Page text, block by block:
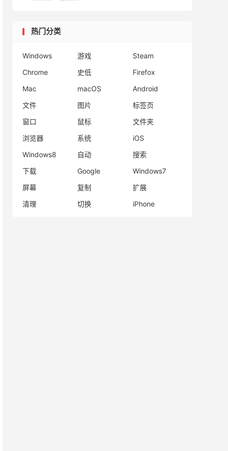
热门分类
Windows 游戏
Steam
Chrome
史低
Firefox
Mac
macOS
Android
文件
图片
标签页
窗口
鼠标
文件夹
浏览器
系统
iOS
Windows8
自动
搜索
下载
Google
Windows7
屏幕
复制
扩展
清理
切换 iPhone